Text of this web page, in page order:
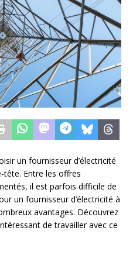
un fournisseur d’électricité
tête. Entre les offres
il est parfois difficile de
un fournisseur d’électricité à
avantages. Découvrez
de travailler avec ce